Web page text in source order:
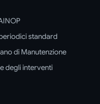
standard
di Manutenzione
degli interventi